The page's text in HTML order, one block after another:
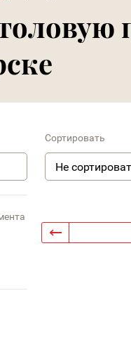
Сортировать